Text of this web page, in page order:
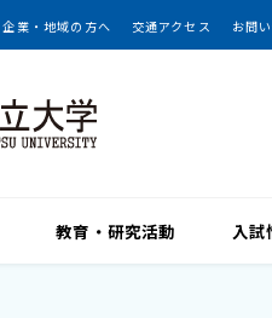
企業・地域の方へ 交通アクセス お問
教育・研究活動 入試